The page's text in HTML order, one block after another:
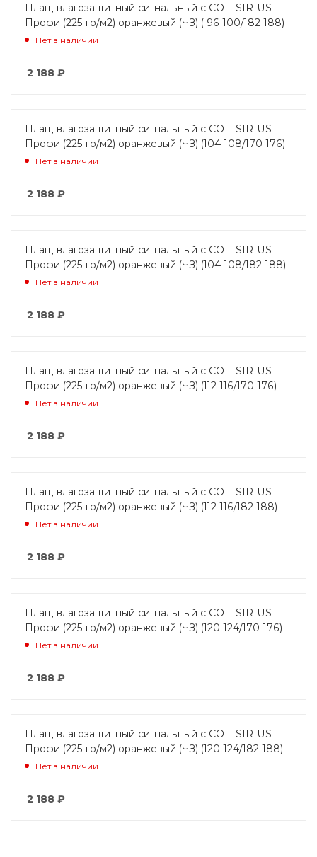
Плащ влагозащитный сигнальный с СОП SIRIUS
Профи (225 гр/м2) оранжевый (ЧЗ) ( 96-100/182-188)
Нет в наличии
2 188 ₽
Плащ влагозащитный сигнальный с СОП SIRIUS
Профи (225 гр/м2) оранжевый (ЧЗ) (104-108/170-176)
Нет в наличии
2 188 ₽
Плащ влагозащитный сигнальный с СОП SIRIUS
Профи (225 гр/м2) оранжевый (ЧЗ) (104-108/182-188)
Нет в наличии
2 188 ₽
Плащ влагозащитный сигнальный с СОП SIRIUS
Профи (225 гр/м2) оранжевый (ЧЗ) (112-116/170-176)
Нет в наличии
2 188 ₽
Плащ влагозащитный сигнальный с СОП SIRIUS
Профи (225 гр/м2) оранжевый (ЧЗ) (112-116/182-188)
Нет в наличии
2 188 ₽
Плащ влагозащитный сигнальный с СОП SIRIUS
Профи (225 гр/м2) оранжевый (ЧЗ) (120-124/170-176)
Нет в наличии
2 188 ₽
Плащ влагозащитный сигнальный с СОП SIRIUS
Профи (225 гр/м2) оранжевый (ЧЗ) (120-124/182-188)
Нет в наличии
2 188 ₽